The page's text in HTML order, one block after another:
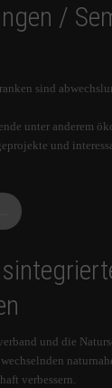
/
sind
unter anderem
und
und die
verbessern.